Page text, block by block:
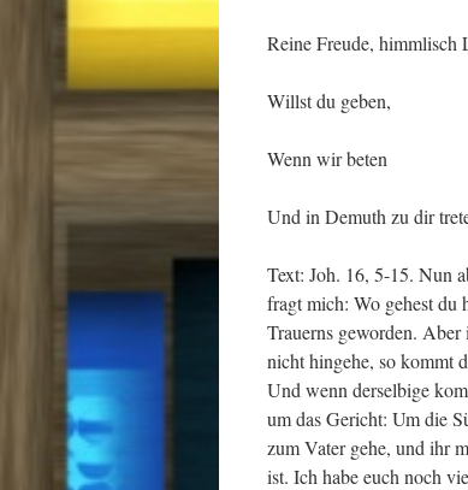
Reine Freude, himmlisch
Willst du geben,
Wenn wir beten
Und in Demuth zu dir
Text: Joh. 16, 5-15. Nun
fragt mich: Wo gehest du
Trauerns geworden.
nicht hingehe, so kommt
Und wenn derselbige
um das Gericht: Um die
zum Vater gehe, und ihr
ist. Ich habe euch noch